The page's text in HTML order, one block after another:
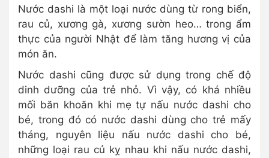
Nước dashi là một loại nước dùng từ rong biển,
rau củ, xương gà, xương sườn heo… trong ẩm
thực của người Nhật để làm tăng hương vị của
món ăn.
Nước dashi cũng được sử dụng trong chế độ
dinh dưỡng của trẻ nhỏ. Vì vậy, có khá nhiều
mối băn khoăn khi mẹ tự nấu nước dashi cho
bé, trong đó có nước dashi dùng cho trẻ mấy
tháng, nguyên liệu nấu nước dashi cho bé,
những loại rau củ kỵ nhau khi nấu nước dashi,